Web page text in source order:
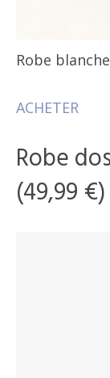
Robe
ACHETER
Robe
(49,99 €)